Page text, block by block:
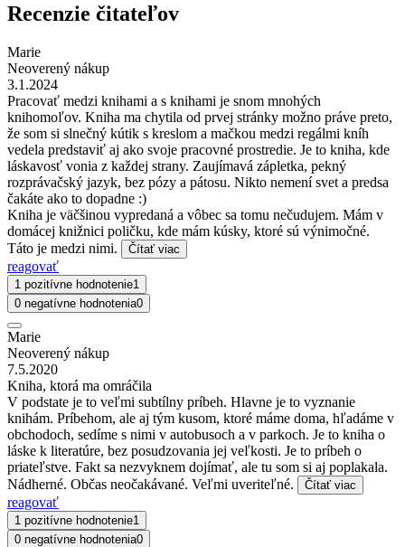
Recenzie čitateľov
Marie
Neoverený nákup
3.1.2024
Pracovať medzi knihami a s knihami je snom mnohých
knihomoľov. Kniha ma chytila od prvej stránky možno práve preto,
že som si slnečný kútik s kreslom a mačkou medzi regálmi kníh
vedela predstaviť aj ako svoje pracovné prostredie. Je to kniha, kde
láskavosť vonia z každej strany. Zaujímavá zápletka, pekný
rozprávačský jazyk, bez pózy a pátosu. Nikto nemení svet a predsa
čakáte ako to dopadne :)
Kniha je väčšinou vypredaná a vôbec sa tomu nečudujem. Mám v
domácej knižnici poličku, kde mám kúsky, ktoré sú výnimočné.
Táto je medzi nimi.
Čítať viac
reagovať
1 pozitívne hodnotenie1
0 negatívne hodnotenia0
Marie
Neoverený nákup
7.5.2020
Kniha, ktorá ma omráčila
V podstate je to veľmi subtílny príbeh. Hlavne je to vyznanie
knihám. Príbehom, ale aj tým kusom, ktoré máme doma, hľadáme v
obchodoch, sedíme s nimi v autobusoch a v parkoch. Je to kniha o
láske k literatúre, bez posudzovania jej veľkosti. Je to príbeh o
priateľstve. Fakt sa nezvyknem dojímať, ale tu som si aj poplakala.
Nádherné. Občas neočakávané. Veľmi uveriteľné.
Čítať viac
reagovať
1 pozitívne hodnotenie1
0 negatívne hodnotenia0